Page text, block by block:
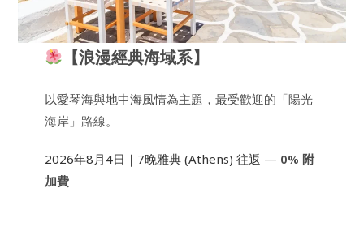
【浪漫經典海域系】
以愛琴海與地中海風情為主題，最受歡迎的「陽光
海岸」路線。
2026年8月4日｜7晚雅典 (Athens) 往返 — 0% 附
加費